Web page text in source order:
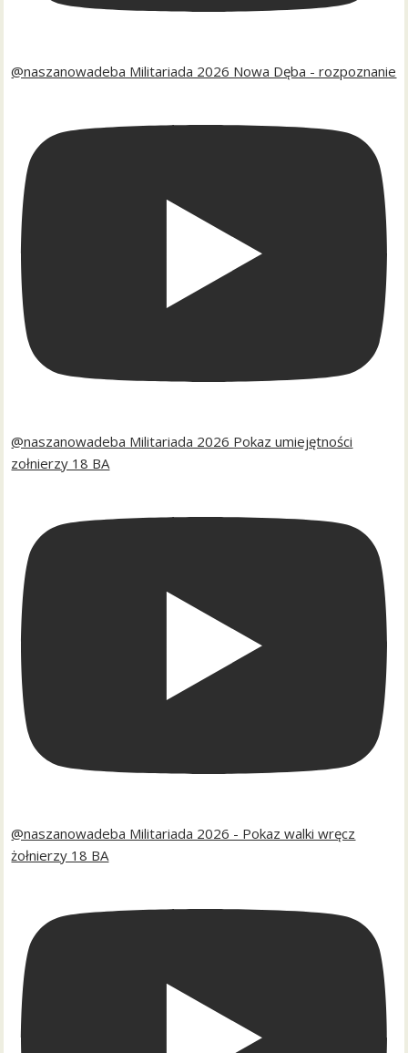
@naszanowadeba Militariada 2026 Nowa Dęba - rozpoznanie
@naszanowadeba Militariada 2026 Pokaz umiejętności
zołnierzy 18 BA
@naszanowadeba Militariada 2026 - Pokaz walki wręcz
żołnierzy 18 BA